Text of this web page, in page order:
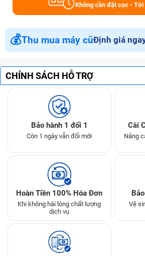
Không cần đặt cọc •
💰Thu mua máy cũĐịnh giá
CHÍNH SÁCH HỖ TRỢ
Bảo hành 1 đổi 1
Còn 1 ngày vẫn đổi mới
Cài
Nâng
Hoàn Tiền 100% Hóa Đơn
Khi không hài lòng chất lượng
dịch vụ
Vệ